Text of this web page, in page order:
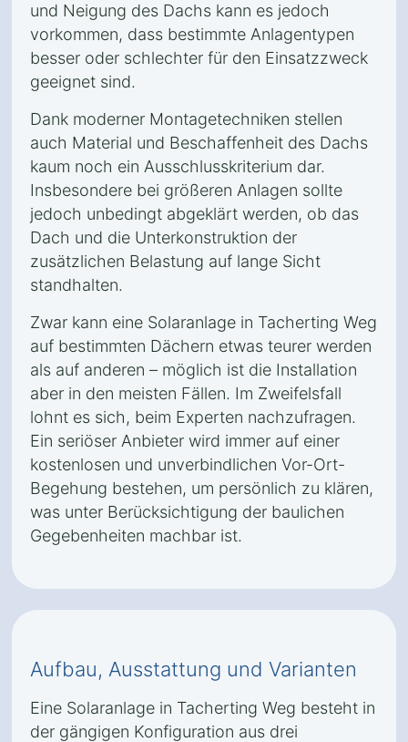
und Neigung des Dachs kann es jedoch
vorkommen, dass bestimmte Anlagentypen
besser oder schlechter für den Einsatzzweck
geeignet sind.
Dank moderner Montagetechniken stellen
auch Material und Beschaffenheit des Dachs
kaum noch ein Ausschlusskriterium dar.
Insbesondere bei größeren Anlagen sollte
jedoch unbedingt abgeklärt werden, ob das
Dach und die Unterkonstruktion der
zusätzlichen Belastung auf lange Sicht
standhalten.
Zwar kann eine Solaranlage in Tacherting Weg
auf bestimmten Dächern etwas teurer werden
als auf anderen – möglich ist die Installation
aber in den meisten Fällen. Im Zweifelsfall
lohnt es sich, beim Experten nachzufragen.
Ein seriöser Anbieter wird immer auf einer
kostenlosen und unverbindlichen Vor-Ort-
Begehung bestehen, um persönlich zu klären,
was unter Berücksichtigung der baulichen
Gegebenheiten machbar ist.
Aufbau, Ausstattung und Varianten
Eine Solaranlage in Tacherting Weg besteht in
der gängigen Konfiguration aus drei